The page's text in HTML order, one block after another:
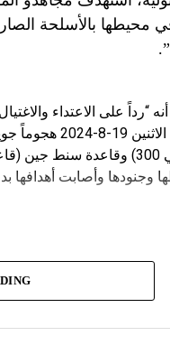
محيطها بالأسلحة
“رداً على الاعتداء
المقاومة
(مقر قيادة اللواء الغربي
وجنودها وأصابت أهدافها